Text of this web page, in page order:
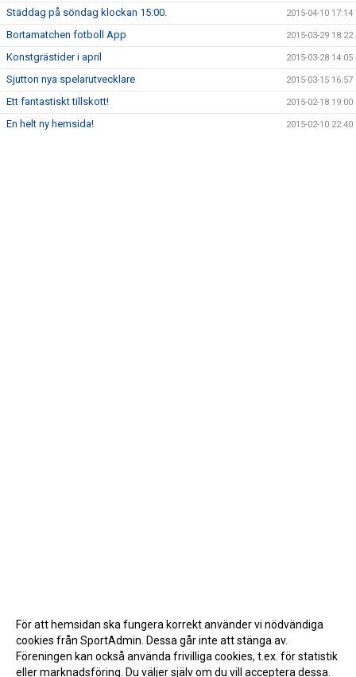
MATCHER
DOMARINFORMATION
Städdag på söndag klockan 15:00. 2015-04-10 17:14
Bortamatchen fotboll App 2015-03-29 18:22
Konstgrästider i april 2015-03-28 14:05
Sjutton nya spelarutvecklare 2015-03-15 16:57
Ett fantastiskt tillskott! 2015-02-18 19:00
En helt ny hemsida! 2015-02-10 22:40
För att hemsidan ska fungera korrekt använder vi nödvändiga
cookies från SportAdmin. Dessa går inte att stänga av.
Föreningen kan också använda frivilliga cookies, t.ex. för statistik
eller marknadsföring. Du väljer själv om du vill acceptera dessa.